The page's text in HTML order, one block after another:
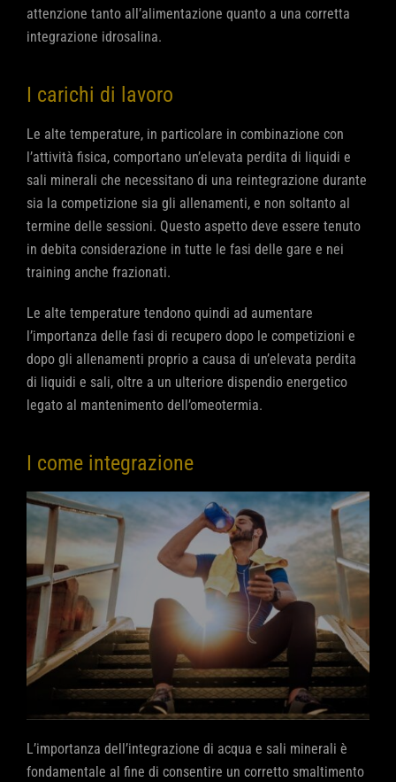
attenzione tanto all’alimentazione quanto a una corretta
integrazione idrosalina.
I carichi di lavoro
Le alte temperature, in particolare in combinazione con
l’attività fisica, comportano un’elevata perdita di liquidi e
sali minerali che necessitano di una reintegrazione durante
sia la competizione sia gli allenamenti, e non soltanto al
termine delle sessioni. Questo aspetto deve essere tenuto
in debita considerazione in tutte le fasi delle gare e nei
training anche frazionati.
Le alte temperature tendono quindi ad aumentare
l’importanza delle fasi di recupero dopo le competizioni e
dopo gli allenamenti proprio a causa di un’elevata perdita
di liquidi e sali, oltre a un ulteriore dispendio energetico
legato al mantenimento dell’omeotermia.
I come integrazione
L’importanza dell’integrazione di acqua e sali minerali è
fondamentale al fine di consentire un corretto smaltimento